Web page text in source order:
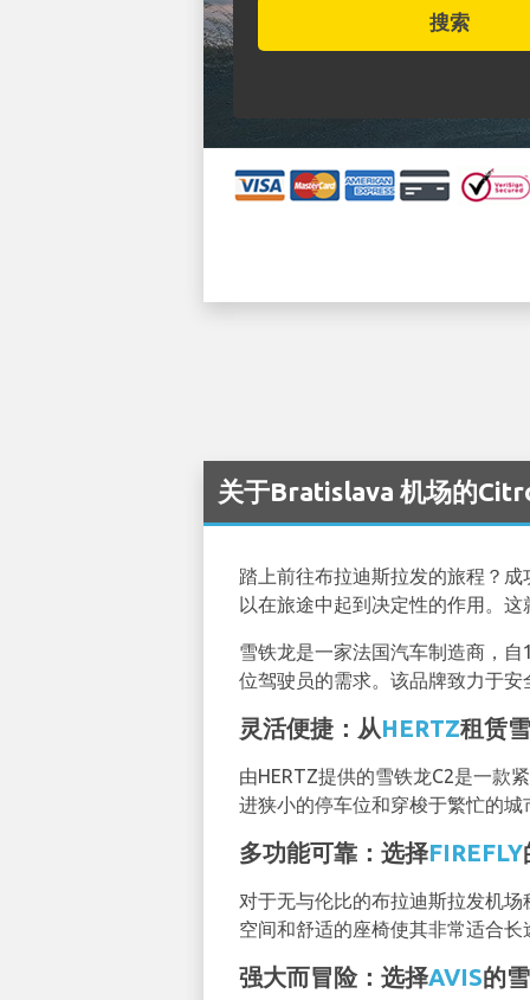
搜索
关于Bratislava 机场的
踏上前往布拉迪斯拉发的旅程？
以在旅途中起到决定性的作用。这
雪铁龙是一家法国汽车制造商，
位驾驶员的需求。该品牌致力于安
灵活便捷：从HERTZ租赁
由HERTZ提供的雪铁龙C2是一款
进狭小的停车位和穿梭于繁忙的城
多功能可靠：选择FIREFLY
对于无与伦比的布拉迪斯拉发机场
空间和舒适的座椅使其非常适合
强大而冒险：选择AVIS的